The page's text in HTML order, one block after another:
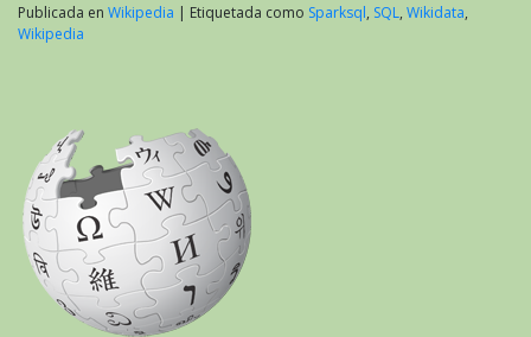
Publicada en Wikipedia | Etiquetada como Sparksql, SQL, Wikidata,
Wikipedia